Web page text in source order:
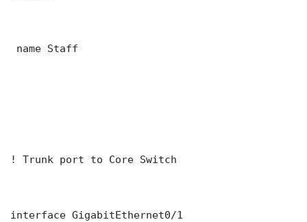
name Staff
! Trunk port to Core Switch
interface GigabitEthernet0/1